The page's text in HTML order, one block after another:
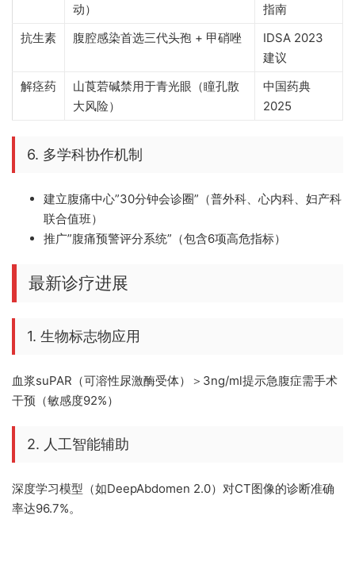
动）
指南
抗生素
腹腔感染首选三代头孢 + 甲硝唑
IDSA 2023
建议
解痉药
山莨菪碱禁用于青光眼（瞳孔散
大风险）
中国药典
2025
6. 多学科协作机制
建立腹痛中心”30分钟会诊圈”（普外科、心内科、妇产科
联合值班）
推广”腹痛预警评分系统”（包含6项高危指标）
最新诊疗进展
1. 生物标志物应用
血浆suPAR（可溶性尿激酶受体）＞3ng/ml提示急腹症需手术
干预（敏感度92%）
2. 人工智能辅助
深度学习模型（如DeepAbdomen 2.0）对CT图像的诊断准确
率达96.7%。